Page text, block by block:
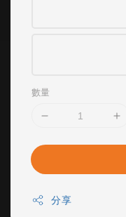
數量
分享